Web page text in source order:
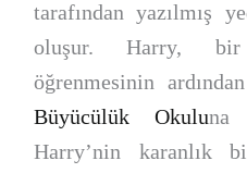
tarafından yazılmış
oluşur. Harry, bir
öğrenmesinin ardından
Büyücülük Okuluna
Harry’nin karanlık